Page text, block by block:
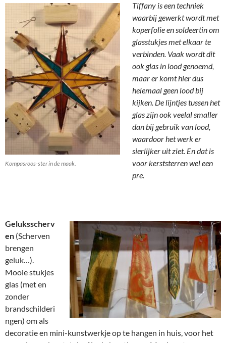
Kompasroos-ster in de maak.
Tiffany is een techniek
waarbij gewerkt wordt met
koperfolie en soldeertin om
glasstukjes met elkaar te
verbinden. Vaak wordt dit
ook glas in lood genoemd,
maar er komt hier dus
helemaal geen lood bij
kijken. De lijntjes tussen het
glas zijn ook veelal smaller
dan bij gebruik van lood,
waardoor het werk er
sierlijker uit ziet. En dat is
voor kerststerren wel een
pre.
Geluksscherv
en (Scherven
brengen
geluk…).
Mooie stukjes
glas (met en
zonder
brandschilderi
ngen) om als
decoratie en mini-kunstwerkje op te hangen in huis, voor het